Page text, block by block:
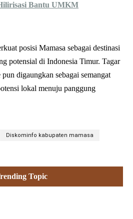
Bantu UMKM
posisi Mamasa sebagai destinasi
potensial di Indonesia Timur. Tagar
digaungkan sebagai semangat
lokal menuju panggung
Diskominfo kabupaten mamasa
Topic